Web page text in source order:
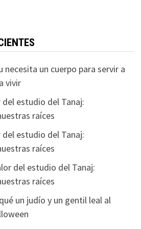
necesita un cuerpo para servir a
vivir
del estudio del Tanaj:
raíces
del estudio del Tanaj:
raíces
del estudio del Tanaj:
raíces
un judío y un gentil leal al